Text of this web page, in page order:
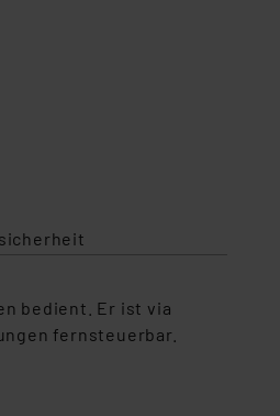
bedient. Er ist via
fernsteuerbar.